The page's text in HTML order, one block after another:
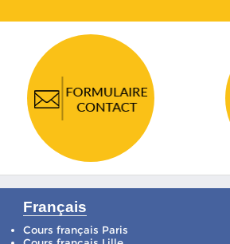
Français
Cours français Paris